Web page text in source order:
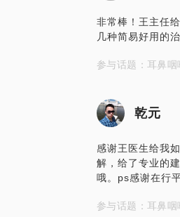
非常棒！王主任
几种简易好用的
参与话题：耳鼻
乾元
感谢王医生给我
解，给了专业的
哦。ps感谢在行
参与话题：耳鼻